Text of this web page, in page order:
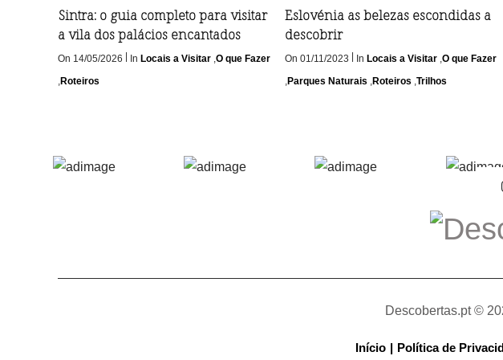
Sintra: o guia completo para visitar
a vila dos palácios encantados
On 14/05/2026 In Locais a Visitar ,O que Fazer
,Roteiros
Eslovénia as belezas escondidas a
descobrir
On 01/11/2023 In Locais a Visitar ,O que Fazer
,Parques Naturais ,Roteiros ,Trilhos
Descobertas.pt ©
Início Política de